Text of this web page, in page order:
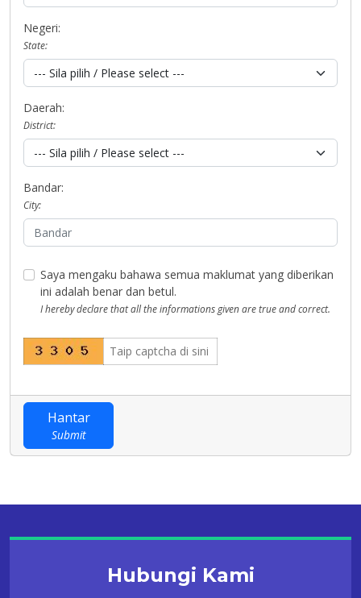
Negeri:
State:
Daerah:
District:
Bandar:
City:
Saya mengaku bahawa semua maklumat yang diberikan
ini adalah benar dan betul.
I hereby declare that all the informations given are true and correct.
Hantar
Submit
Hubungi Kami